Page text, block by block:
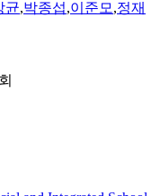
균,박종섭,이준모,정재